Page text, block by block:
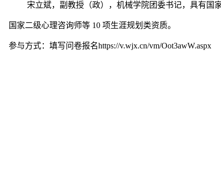
宋立斌，副教授（政），机械学院团委书记，具有国家
国家二级心理咨询师等 10 项生涯规划类资质。
参与方式：填写问卷报名https://v.wjx.cn/vm/Oot3awW.aspx